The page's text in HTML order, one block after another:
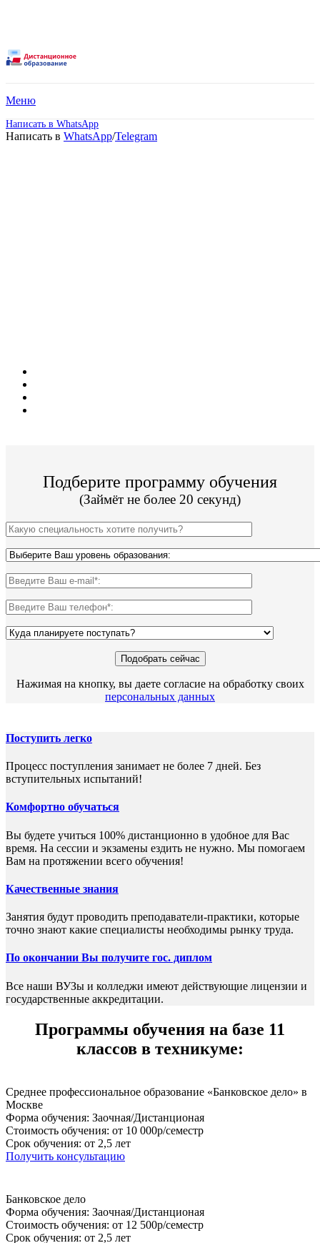
Меню
Написать в WhatsApp
Написать в WhatsApp/Telegram
Подберите программу обучения
(Займёт не более 20 секунд)
Нажимая на кнопку, вы даете согласие на обработку своих
персональных данных
Поступить легко
Процесс поступления занимает не более 7 дней. Без
вступительных испытаний!
Комфортно обучаться
Вы будете учиться 100% дистанционно в удобное для Вас
время. На сессии и экзамены ездить не нужно. Мы помогаем
Вам на протяжении всего обучения!
Качественные знания
Занятия будут проводить преподаватели-практики, которые
точно знают какие специалисты необходимы рынку труда.
По окончании Вы получите гос. диплом
Все наши ВУЗы и колледжи имеют действующие лицензии и
государственные аккредитации.
Программы обучения на базе 11
классов в техникуме:
Среднее профессиональное образование «Банковское дело» в
Москве
Форма обучения: Заочная/Дистанционая
Стоимость обучения: от 10 000р/семестр
Срок обучения: от 2,5 лет
Получить консультацию
Банковское дело
Форма обучения: Заочная/Дистанционая
Стоимость обучения: от 12 500р/семестр
Срок обучения: от 2,5 лет